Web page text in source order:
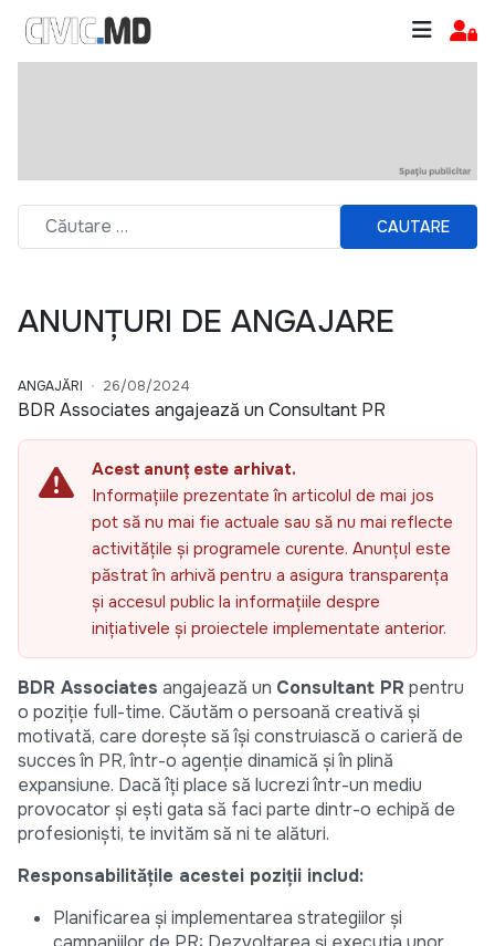
CAUTARE
ANUNȚURI DE ANGAJARE
ANGAJĂRI 26/08/2024
BDR Associates angajează un Consultant PR
Acest anunț este arhivat.
Informațiile prezentate în articolul de mai jos
pot să nu mai fie actuale sau să nu mai reflecte
activitățile și programele curente. Anunțul este
păstrat în arhivă pentru a asigura transparența
și accesul public la informațiile despre
inițiativele și proiectele implementate anterior.
BDR Associates angajează un Consultant PR pentru
o poziție full-time. Căutăm o persoană creativă și
motivată, care dorește să își construiască o carieră de
succes în PR, într-o agenție dinamică și în plină
expansiune. Dacă îți place să lucrezi într-un mediu
provocator și ești gata să faci parte dintr-o echipă de
profesioniști, te invităm să ni te alături.
Responsabilitățile acestei poziții includ:
Planificarea și implementarea strategiilor și